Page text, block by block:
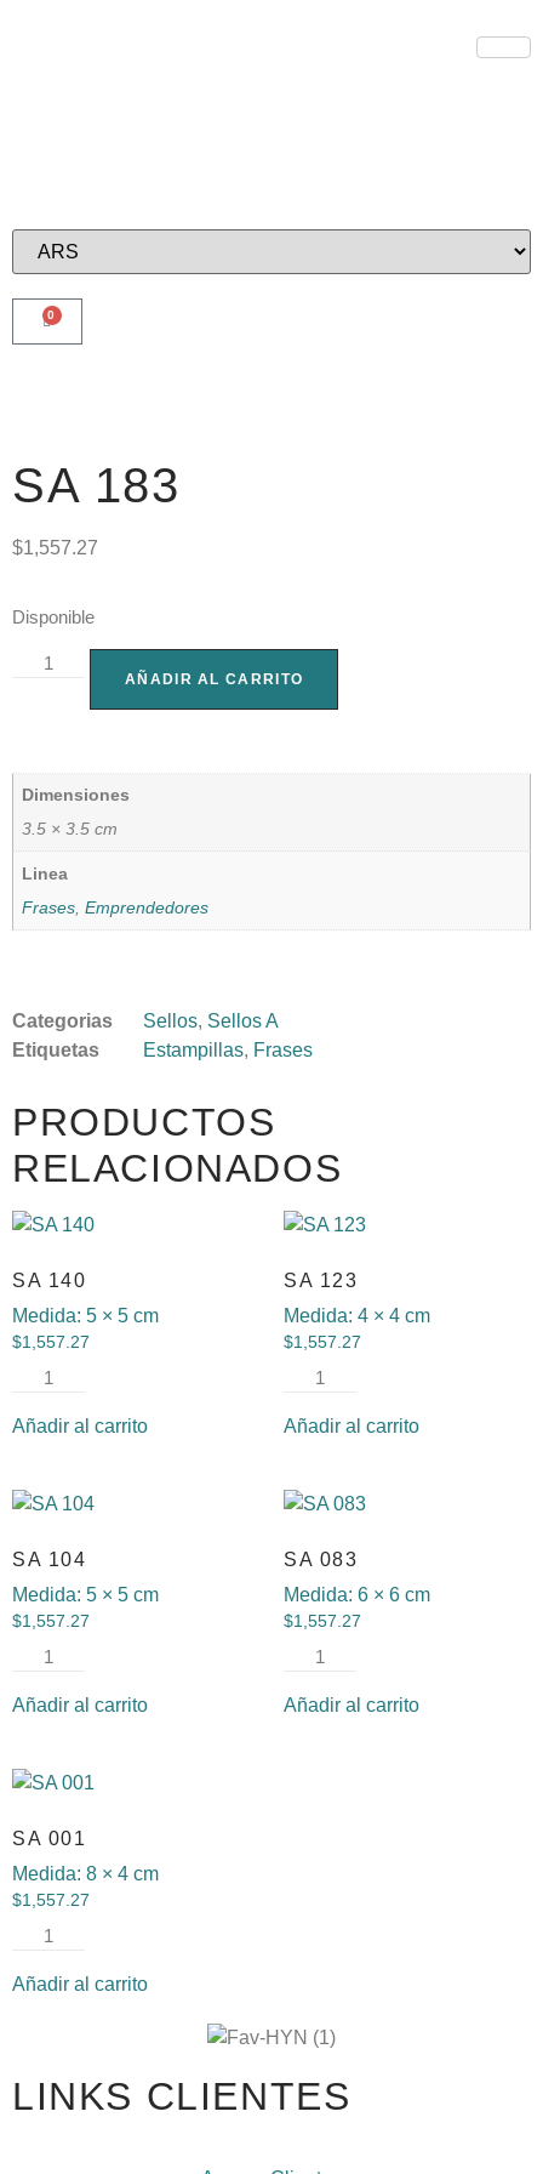
0
SA 183
$1,557.27
Disponible
AÑADIR AL CARRITO
Dimensiones
3.5 × 3.5 cm
Linea
Frases ,Emprendedores
Categorias Sellos, Sellos A
Etiquetas
Estampillas, Frases
PRODUCTOS
RELACIONADOS
SA 140
Medida: 5 × 5 cm
$1,557.27
Añadir al carrito
SA 123
Medida: 4 × 4 cm
$1,557.27
Añadir al carrito
SA 104
Medida: 5 × 5 cm
$1,557.27
Añadir al carrito
SA 083
Medida: 6 × 6 cm
$1,557.27
Añadir al carrito
SA 001
Medida: 8 × 4 cm
$1,557.27
Añadir al carrito
LINKS CLIENTES